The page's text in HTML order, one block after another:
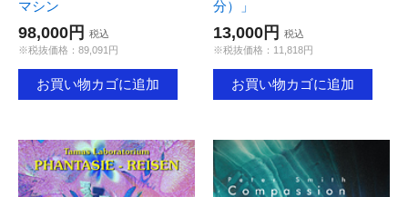
マシン
98,000円
税込
※税抜価格：89,091円
お買い物カゴに追加
分）」
13,000円
税込
※税抜価格：11,818円
お買い物カゴに追加